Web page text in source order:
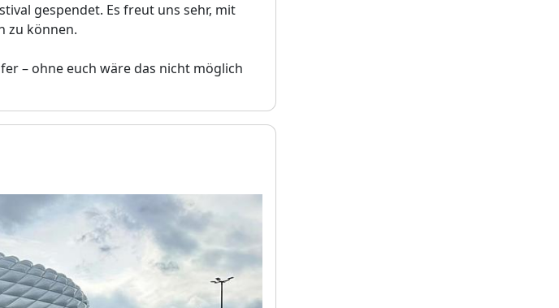
gespendet. Es freut uns sehr, mit
zu können.
– ohne euch wäre das nicht möglich